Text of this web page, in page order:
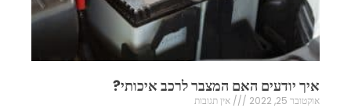
איך יודעים האם המצבר לרכב איכותי?
אוקטובר 25, 2022 אין תגובות